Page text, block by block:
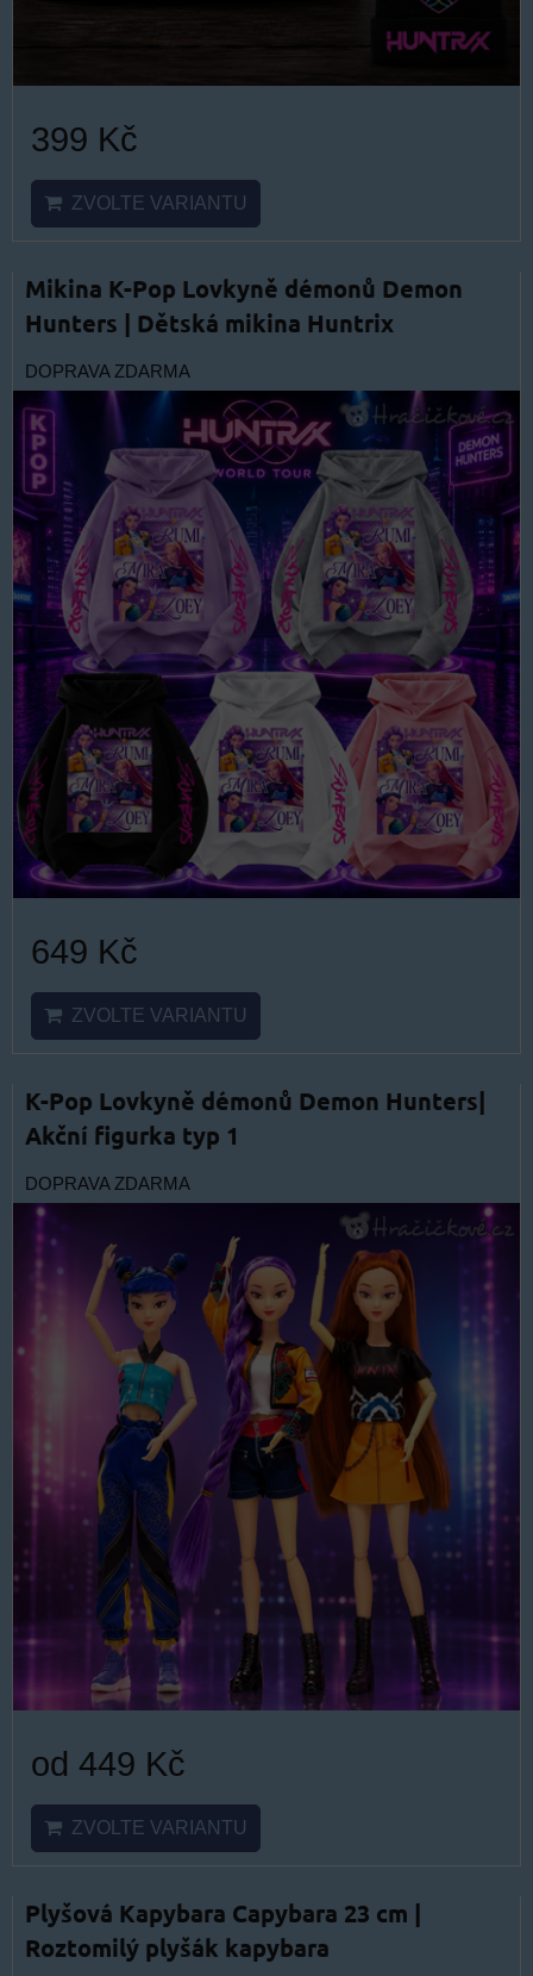
399 Kč
ZVOLTE VARIANTU
Mikina K-Pop Lovkyně démonů Demon
Hunters | Dětská mikina Huntrix
DOPRAVA ZDARMA
649 Kč
ZVOLTE VARIANTU
K-Pop Lovkyně démonů Demon Hunters|
Akční figurka typ 1
DOPRAVA ZDARMA
od 449 Kč
ZVOLTE VARIANTU
Plyšová Kapybara Capybara 23 cm |
Roztomilý plyšák kapybara